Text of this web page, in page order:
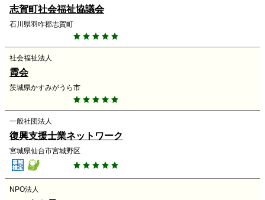
志賀町社会福祉協議会
石川県羽咋郡志賀町
社会福祉法人
霞会
茨城県かすみがうら市
一般社団法人
復興支援士業ネットワーク
宮城県仙台市宮城野区
NPO法人